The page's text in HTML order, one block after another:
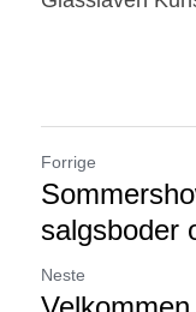
Forrige
salgsboder
Neste